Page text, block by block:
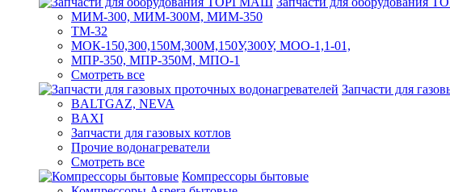
МИМ-300, МИМ-300М, МИМ-350
ТМ-32
МОК-150,300,150М,300М,150У,300У, МОО-1,1-01,
МПР-350, МПР-350М, МПО-1
Смотреть все
Запчасти для
BALTGAZ, NEVA
BAXI
Запчасти для газовых котлов
Прочие водонагреватели
Смотреть все
Компрессоры бытовые